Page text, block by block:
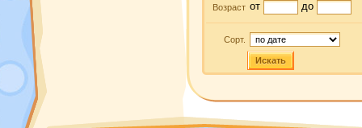
Возраст от до
Сорт.
Искать